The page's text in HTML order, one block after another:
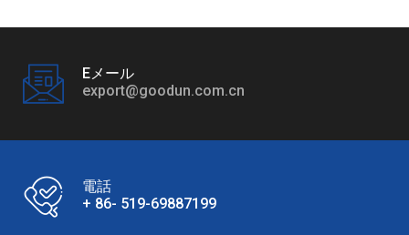
Eメール
export@goodun.com.cn
電話
+ 86- 519-69887199